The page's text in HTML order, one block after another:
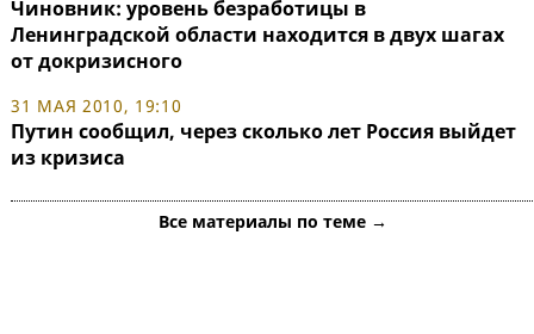
Чиновник: уровень безработицы в
Ленинградской области находится в двух шагах
от докризисного
31 МАЯ 2010, 19:10
Путин сообщил, через сколько лет Россия выйдет
из кризиса
Все материалы по теме →